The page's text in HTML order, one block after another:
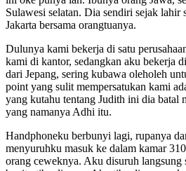
Sulawesi selatan. Dia sendiri sejak lahir
Jakarta bersama orangtuanya.
Dulunya kami bekerja di satu
kami di kantor, sedangkan aku bekerja
dari Jepang, sering kubawa oleholeh
point yang sulit mempersatukan kami
yang kutahu tentang Judith ini dia batal
yang namanya Adhi itu.
Handphoneku berbunyi lagi, rupanya
menyuruhku masuk ke dalam kamar
orang ceweknya. Aku disuruh langsung